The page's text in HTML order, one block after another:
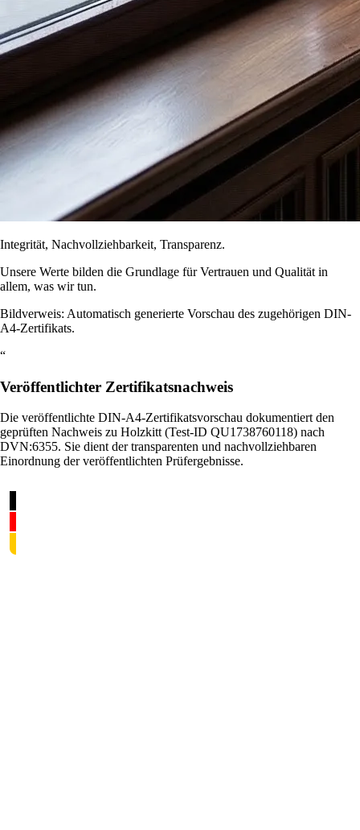
Integrität, Nachvollziehbarkeit, Transparenz.
Unsere Werte bilden die Grundlage für Vertrauen und Qualität in
allem, was wir tun.
Bildverweis: Automatisch generierte Vorschau des zugehörigen DIN-
A4-Zertifikats.
“
Veröffentlichter Zertifikatsnachweis
Die veröffentlichte DIN-A4-Zertifikatsvorschau dokumentiert den
geprüften Nachweis zu Holzkitt (Test-ID QU1738760118) nach
DVN:6355. Sie dient der transparenten und nachvollziehbaren
Einordnung der veröffentlichten Prüfergebnisse.